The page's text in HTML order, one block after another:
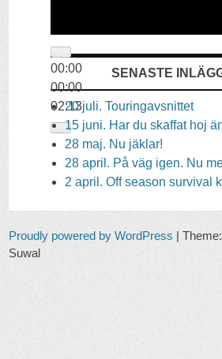
00:00
00:00
02:13
SENASTE
20 juli. Touringavsnittet
15 juni. Har du skaffat hoj
28 maj. Nu jäklar!
28 april. På väg igen. Nu
2 april. Off season survival
Proudly powered by WordPress |
Suwal